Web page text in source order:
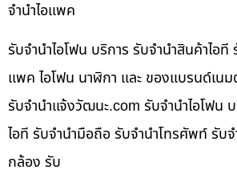
จำนำไอแพค
รับจำนำไอโฟน บริการ รับจำนำสินค้าไอที
แพค ไอโฟน นาฬิกา และ ของแบรนด์เนม
รับจํานําแจ้งวัฒนะ.com รับจำนำไอโฟน
ไอที รับจำนำมือถือ รับจำนำโทรศัพท์ รับ
กล้อง รับ